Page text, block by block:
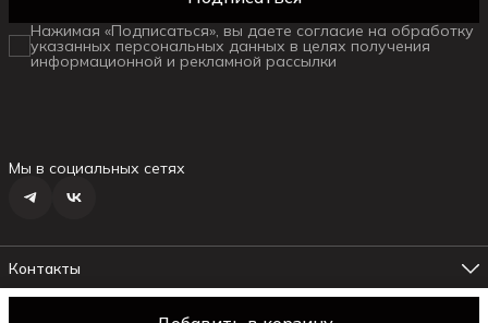
Нажимая «Подписаться», вы даете согласие на обработку
указанных персональных данных в целях получения
информационной и рекламной рассылки
Мы в социальных сетях
Контакты
Адрес магазина №1